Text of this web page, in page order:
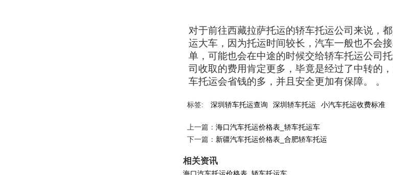
对于前往西藏拉萨托运的轿车托运公司来说，
运大车，因为托运时间较长，汽车一般也不会
单，可能也会在中途的时候交给轿车托运公司
司收取的费用肯定更多，毕竟是经过了中转的
车托运会省钱的多，并且安全更加有保障。 。
标签: 深圳轿车托运查询 深圳轿车托运 小汽车托运收费标准
上一篇：海口汽车托运价格表_轿车托运车
下一篇： 新疆汽车托运价格表_合肥轿车托运
相关资讯